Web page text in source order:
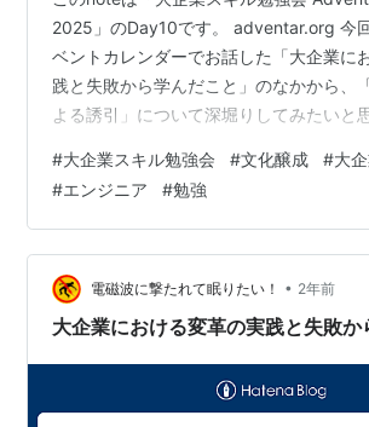
2025」のDay10です。 adventar.org 今
ベントカレンダーでお話した「大企業に
践と失敗から学んだこと」のなかから、
よる誘引」について深堀りしてみたいと
さい。 blog.mamohacy.com 大企業の中
ド、AIの推進など、新しい考え方や働き
こうとうすると、 「なぜか挑戦が途中で
ない」「評価されない」 そんな経験をし
は少なくないと思います。 これは…
#大企業スキル勉強会 #文化醸成 #大
#エンジニア #勉強
電磁波に撃たれて眠りたい！ • 2年前
大企業における変革の実践と失敗か